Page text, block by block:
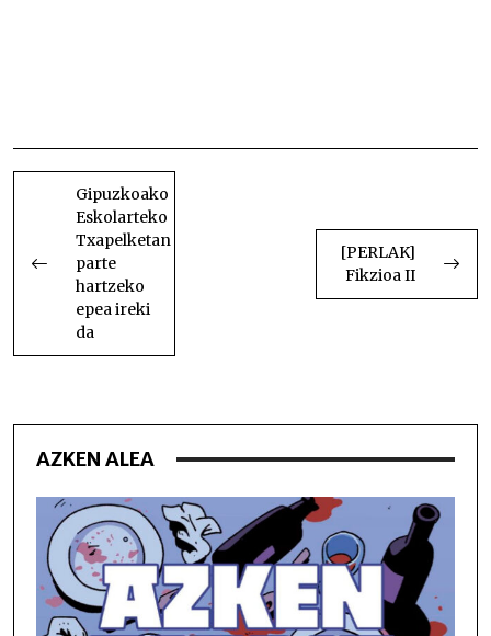
BIDALKETETAN
ZEHAR
NABIGATU
Gipuzkoako
Eskolarteko
Txapelketan
parte
hartzeko
epea ireki
da
[PERLAK]
Fikzioa II
AZKEN ALEA